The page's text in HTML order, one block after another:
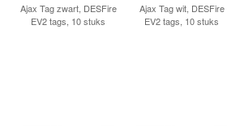
Ajax Tag zwart, DESFire
EV2 tags, 10 stuks
Ajax Tag wit, DESFire
EV2 tags, 10 stuks